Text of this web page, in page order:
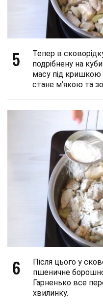
5
Тепер в
подрібнену на
масу під кришкою
стане м’якою та
6
Після цього у
пшеничне
Гарненько все
хвилинку.